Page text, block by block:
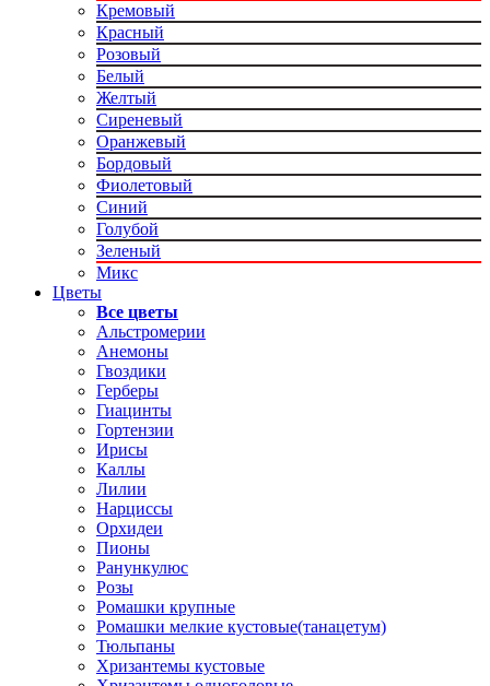
Кремовый
Красный
Розовый
Белый
Желтый
Сиреневый
Оранжевый
Бордовый
Фиолетовый
Синий
Голубой
Зеленый
Микс
Цветы
Все цветы
Альстромерии
Анемоны
Гвоздики
Герберы
Гиацинты
Гортензии
Ирисы
Каллы
Лилии
Нарциссы
Орхидеи
Пионы
Ранункулюс
Розы
Ромашки крупные
Ромашки мелкие кустовые(танацетум)
Тюльпаны
Хризантемы кустовые